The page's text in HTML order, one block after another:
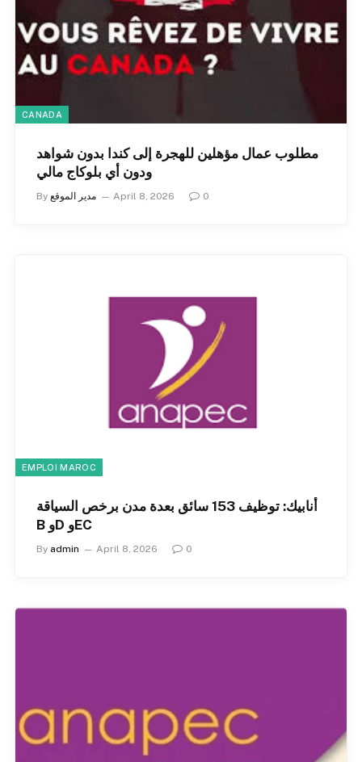
CANADA
مطلوب عمال مؤهلين للهجرة إلى كندا بدون شواهد
ودون أي بلوكاج مالي
By مدير الموقع April 8, 2026 0
EMPLOI MAROC
أنابيك: توظيف 153 سائق بعدة مدن برخص السياقة
B وD وEC
By admin April 8, 2026 0